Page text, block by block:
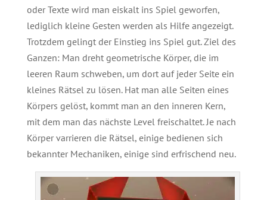
oder Texte wird man eiskalt ins Spiel geworfen,
lediglich kleine Gesten werden als Hilfe angezeigt.
Trotzdem gelingt der Einstieg ins Spiel gut. Ziel des
Ganzen: Man dreht geometrische Körper, die im
leeren Raum schweben, um dort auf jeder Seite ein
kleines Rätsel zu lösen. Hat man alle Seiten eines
Körpers gelöst, kommt man an den inneren Kern,
mit dem man das nächste Level freischaltet. Je nach
Körper varrieren die Rätsel, einige bedienen sich
bekannter Mechaniken, einige sind erfrischend neu.